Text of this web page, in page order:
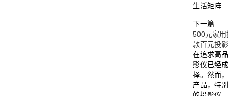
生活矩阵
下一篇
500元家
款百元投
在追求高
影仪已经
择。然而
产品，特